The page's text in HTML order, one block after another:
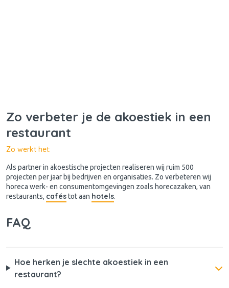
Zo verbeter je de akoestiek in een
restaurant
Zo werkt het:
Als partner in akoestische projecten realiseren wij ruim 500
projecten per jaar bij bedrijven en organisaties. Zo verbeteren wij
horeca werk- en consumentomgevingen zoals horecazaken, van
restaurants, caféstot aan hotels.
FAQ
Hoe herken je slechte akoestiek in een
restaurant?